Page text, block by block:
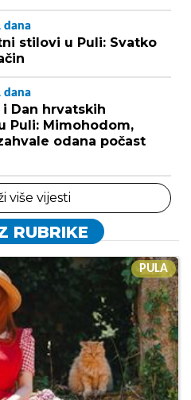
dana
stilovi u Puli: Svatko
dana
Dan hrvatskih
Puli: Mimohodom,
odana počast
više vijesti
RUBRIKE
PULA